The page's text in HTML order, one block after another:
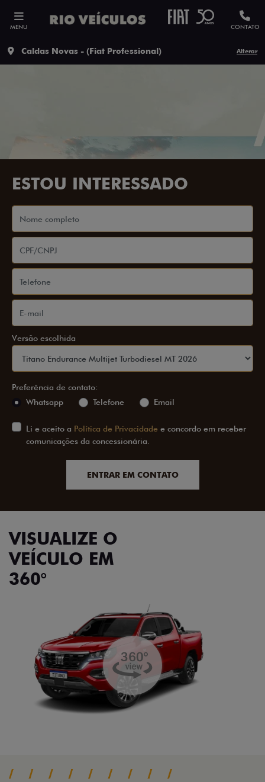
MENU CONTATO
Caldas Novas - (Fiat Professional) Alterar
ESTOU INTERESSADO
Versão escolhida
Preferência de contato:
Whatsapp
Telefone Email
Li e aceito a Política de Privacidade e concordo em receber
comunicações da concessionária.
ENTRAR EM CONTATO
VISUALIZE O
VEÍCULO EM
360°